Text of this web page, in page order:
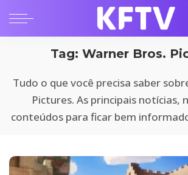
Tag: Warner Bros.
Tudo o que você precisa saber
Pictures. As principais notícias,
conteúdos para ficar bem